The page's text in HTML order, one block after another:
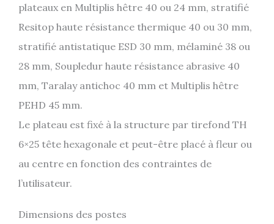
plateaux en Multiplis hêtre 40 ou 24 mm, stratifié
Resitop haute résistance thermique 40 ou 30 mm,
stratifié antistatique ESD 30 mm, mélaminé 38 ou
28 mm, Soupledur haute résistance abrasive 40
mm, Taralay antichoc 40 mm et Multiplis hêtre
PEHD 45 mm.
Le plateau est fixé à la structure par tirefond TH
6×25 tête hexagonale et peut-être placé à fleur ou
au centre en fonction des contraintes de
l’utilisateur.
Dimensions des postes